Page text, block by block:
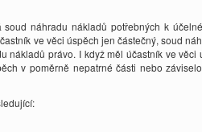
náhradu nákladů potřebných k
ve věci úspěch jen částečný, soud
nákladů právo. I když měl účastník ve věci
v poměrně nepatrné části nebo